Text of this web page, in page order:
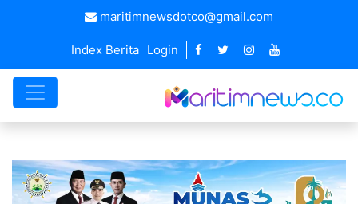
maritimnewsdotco@gmail.com
Index Berita Login